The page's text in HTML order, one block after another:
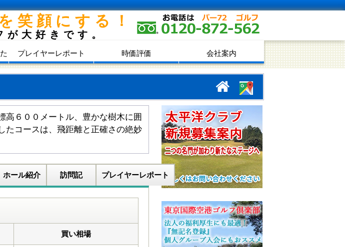
笑顔にする！
が大好きです。
プレイヤーレポート 時価評価 会社案内
高６００メートル、豊かな樹木に囲
たコースは、飛距離と正確さの絶妙
ホール紹介 訪問記 プレイヤーレポート
買い相場